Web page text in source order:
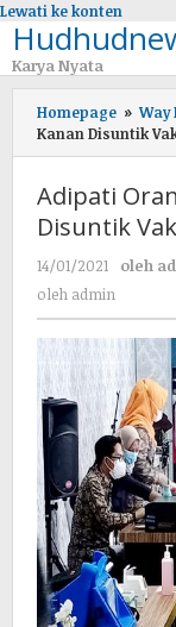
Lewati ke konten
Karya Nyata
Homepage » Way
Kanan Disuntik
Adipati
Disuntik
14/01/2021 oleh
oleh admin